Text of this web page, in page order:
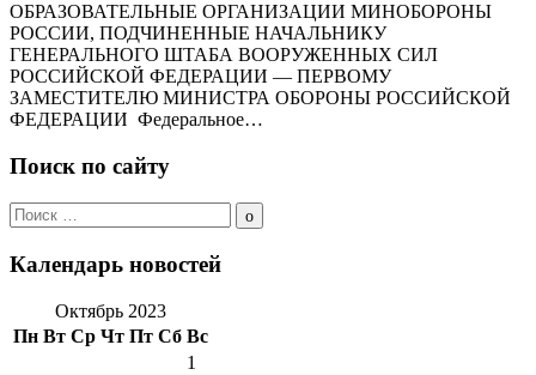
ОБРАЗОВАТЕЛЬНЫЕ ОРГАНИЗАЦИИ МИНОБОРОНЫ
РОССИИ, ПОДЧИНЕННЫЕ НАЧАЛЬНИКУ
ГЕНЕРАЛЬНОГО ШТАБА ВООРУЖЕННЫХ СИЛ
РОССИЙСКОЙ ФЕДЕРАЦИИ — ПЕРВОМУ
ЗАМЕСТИТЕЛЮ МИНИСТРА ОБОРОНЫ РОССИЙСКОЙ
ФЕДЕРАЦИИ Федеральное…
Поиск по сайту
Поиск
по:
Поиск
Календарь новостей
Октябрь 2023
Пн Вт Ср Чт Пт Сб Вс
1